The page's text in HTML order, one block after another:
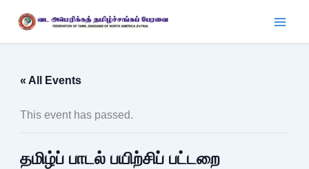
content
« All Events
This event has passed.
தமிழ்ப் பாடல் பயிற்சிப் பட்டறை